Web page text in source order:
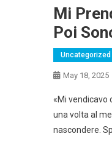
Mi
Poi
Uncategorized
May 18, 2025
«Mi vendicavo
una volta al
nascondere.